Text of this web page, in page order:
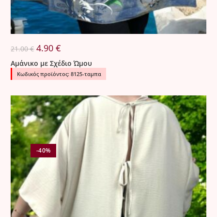
21.00€ Original
price
was:
21.00 €.
4.90€
τιμή
είναι:
4.90 €.
Αμάνικο με Σχέδιο Ώμου
Κωδικός προϊόντος: 8125-ταμπα
-40%